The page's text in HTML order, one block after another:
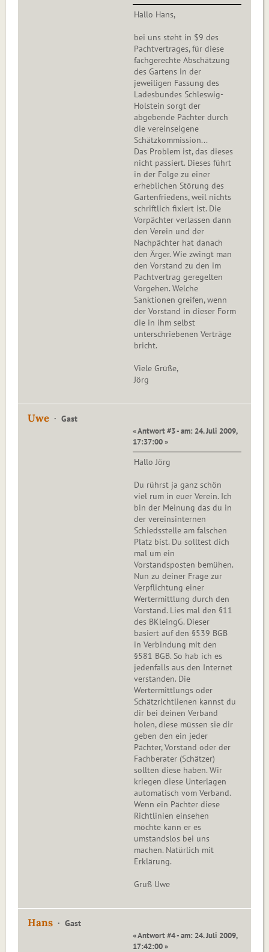
Hallo Hans,
bei uns steht in $9 des
Pachtvertrages, für diese
fachgerechte Abschätzung
des Gartens in der
jeweiligen Fassung des
Ladesbundes Schleswig-
Holstein sorgt der
abgebende Pächter durch
die vereinseigene
Schätzkommission...
Das Problem ist, das dieses
nicht passiert. Dieses führt
in der Folge zu einer
erheblichen Störung des
Gartenfriedens, weil nichts
schriftlich fixiert ist. Die
Vorpächter verlassen dann
den Verein und der
Nachpächter hat danach
den Ärger. Wie zwingt man
den Vorstand zu den im
Pachtvertrag geregelten
Vorgehen. Welche
Sanktionen greifen, wenn
der Vorstand in dieser Form
die in ihm selbst
unterschriebenen Verträge
bricht.
Viele Grüße,
Jörg
Uwe Gast
« Antwort #3 - am: 24. Juli 2009,
17:37:00 »
Hallo Jörg
Du rührst ja ganz schön
viel rum in euer Verein. Ich
bin der Meinung das du in
der vereinsinternen
Schiedsstelle am falschen
Platz bist. Du solltest dich
mal um ein
Vorstandsposten bemühen.
Nun zu deiner Frage zur
Verpflichtung einer
Wertermittlung durch den
Vorstand. Lies mal den §11
des BKleingG. Dieser
basiert auf den §539 BGB
in Verbindung mit den
§581 BGB. So hab ich es
jedenfalls aus den Internet
verstanden. Die
Wertermittlungs oder
Schätzrichtlienen kannst du
dir bei deinen Verband
holen, diese müssen sie dir
geben den ein jeder
Pächter, Vorstand oder der
Fachberater (Schätzer)
sollten diese haben. Wir
kriegen diese Unterlagen
automatisch vom Verband.
Wenn ein Pächter diese
Richtlinien einsehen
möchte kann er es
umstandslos bei uns
machen. Natürlich mit
Erklärung.
Gruß Uwe
Hans Gast
« Antwort #4 - am: 24. Juli 2009,
17:42:00 »